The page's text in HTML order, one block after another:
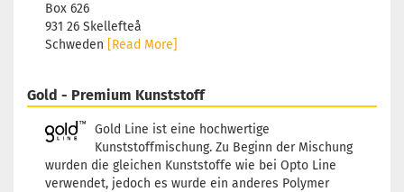
Box 626
931 26 Skellefteå
Schweden [Read More]
Gold - Premium Kunststoff
Gold Line ist eine hochwertige
Kunststoffmischung. Zu Beginn der Mischung
wurden die gleichen Kunststoffe wie bei Opto Line
verwendet, jedoch es wurde ein anderes Polymer